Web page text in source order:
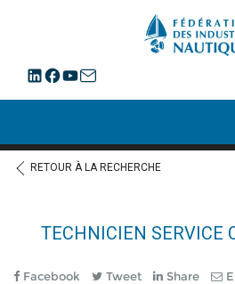
RETOUR À LA RECHERCHE
TECHNICIEN SERVICE
Facebook Tweet Share